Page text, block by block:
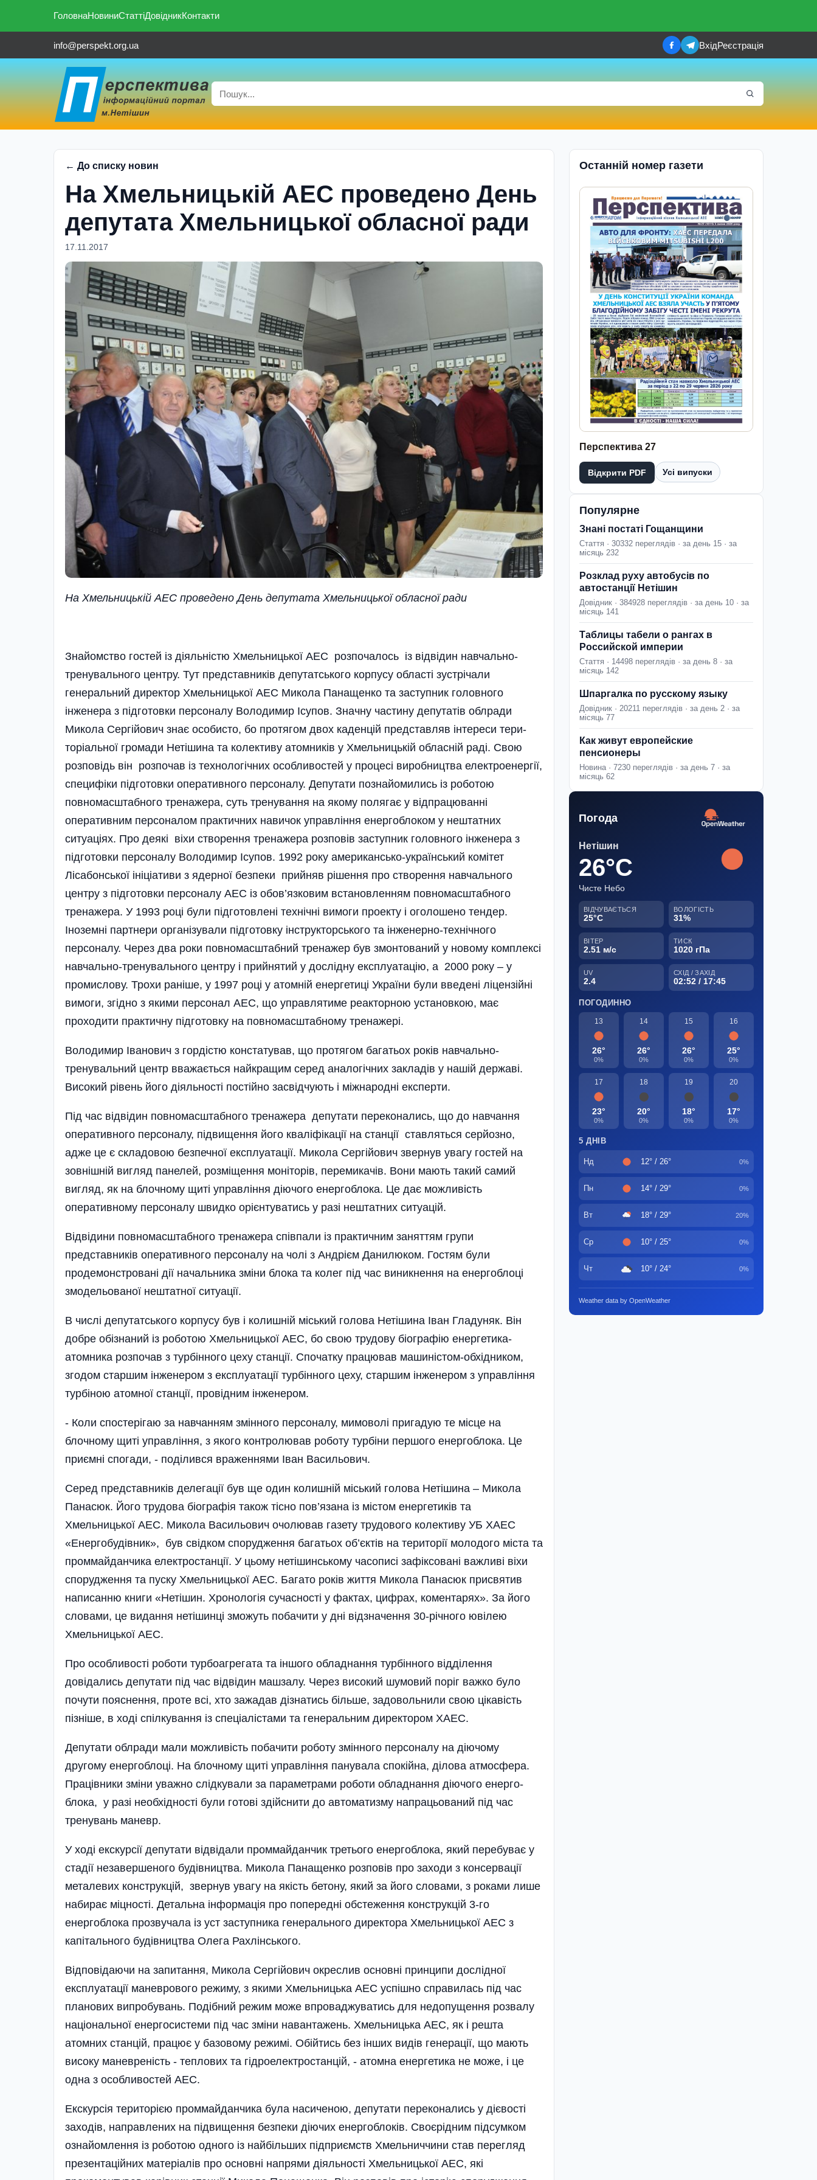
ГоловнаНовиниСтаттіДовідникКонтакти
info@perspekt.org.ua ВхідРеєстрація
← До списку новин
На Хмельницькій АЕС проведено День
депутата Хмельницької обласної ради
17.11.2017
На Хмельницькій АЕС проведено День депутата Хмельницької обласної ради
Знайомство гостей із діяльністю Хмельницької АЕС розпочалось із відві­дин навчально-
тренувального центру. Тут представників депутатського корпусу області зустрічали
генеральний директор Хмельницької АЕС Микола Панащенко та заступник головного
інженера з підготовки персоналу Володимир Ісупов. Значну частину депутатів облради
Микола Сергійович знає особисто, бо протягом двох каденцій представляв інтереси тери­
торіальної громади Нетішина та колективу атомників у Хмельницькій обласній раді. Свою
розповідь він розпочав із технологіч­них особливостей у процесі виробництва електроенер­гії,
специфіки підготовки оперативного персоналу. Депутати познайомились із роботою
повномасштабного тренажера, суть тренування на якому полягає у відпрацюванні
оперативним персоналом практичних навичок управління енергоблоком у нештатних
ситуаціях. Про деякі віхи створення тренажера розповів заступник головного інженера з
підготовки персоналу Володимир Ісупов. 1992 року американсько-український комітет
Лісабонської ініціативи з ядерної без­пеки прийняв рішення про створення навчального
центру з підготов­ки персоналу АЕС із обов’язковим встановленням повномасштабного
тренажера. У 1993 році були підготовлені технічні вимоги проекту і оголошено тендер.
Іноземні партнери організували підготовку інструкторського та інженерно-технічного
персоналу. Через два роки повномасштабний тренажер був змонтований у новому комплексі
навчально-тренувального центру і прийнятий у дослідну експлуатацію, а 2000 року – у
промислову. Трохи раніше, у 1997 році у атомній енергетиці України були введені ліцензійні
вимоги, згідно з якими персонал АЕС, що управлятиме реакторною установкою, має
проходити практичну підготовку на повномасштабному тренажері.
Володимир Іванович з гордістю констатував, що протягом багатьох років навчально-
тренувальний центр вважається найкращим серед аналогічних закладів у нашій державі.
Високий рівень його діяльності постійно засвідчують і міжнародні експерти.
Під час відвідин повномасштабного тренажера депутати перекона­лись, що до навчання
оперативного персоналу, підвищення його кваліфікації на станції ставляться серйоз­но,
адже це є складовою безпечної експлуатації. Микола Сергі­йович звернув увагу гостей на
зовнішній вигляд панелей, розміщення моніторів, перемикачів. Вони мають такий самий
вигляд, як на блочному щиті управ­ління діючого енергоблока. Це дає можливість
оперативному персоналу швидко орієнтуватись у разі нештатних ситуацій.
Відвідини повномасштабного тренажера співпали із практичним заняттям групи
представників оперативного персоналу на чолі з Андрієм Данилюком. Гостям були
продемонстровані дії начальника зміни блока та колег під час виникнення на енергоблоці
змодельованої нештатної ситуації.
В числі депутатського корпусу був і колишній міський голова Нетішина Іван Гладуняк. Він
добре обізнаний із роботою Хмельницької­ АЕС, бо свою трудову біографію енергетика-
атомника розпочав з турбінного цеху станції. Спочатку працював маши­ністом-обхідником,
згодом старшим інженером з екс­плуатації турбінного цеху, старшим інженером з управ­ління
турбіною атомної станції, провідним інженером.
- Коли спостерігаю за навчанням змінного персоналу, мимоволі пригадую те місце на
блочному щиті управління, з якого контролював роботу турбіни першого енергоблока. Це
приємні спогади, - поділився враженнями Іван Васильович.
Серед представників делегації був ще один колишній міський голова Нетішина – Микола
Панасюк. Його трудова біографія також тісно пов’язана із містом енергетиків та
Хмельницької АЕС. Микола Васильович очолював газету трудового колективу УБ ХАЕС
«Енергобудівник», був свідком спорудження багатьох об’єк­тів на території молодого міста та
проммайданчика електростанції. У цьо­му нетішинському часописі за­фік­совані важливі віхи
спорудження та пуску Хмельницької АЕС. Багато років життя Микола Панасюк присвятив
написанню книги «Нетішин. Хронологія сучасності у фактах, цифрах, коментарях». За його
словами, це видання нетішинці зможуть побачити у дні відзначення 30-річного ювіле­ю
Хмельницької АЕС.
Про особливо­сті роботи турбо­агрегата та іншого обладнання тур­бінного відділення
довідались депу­тати під час відвідин машзалу. Через високий шумовий поріг важко було
почут­и пояснення, проте всі, хто зажадав дізнатись біль­ше, задовольнили свою цікавість
пізні­ше, в ході спілкування із спеціалістами та генеральним директором ХАЕС.
Депутати облради мали можливість побачити роботу змін­но­го персоналу на діючо­му
другому енергоблоці. На бло­чному щиті управління панувала спокійна, ділова атмосфера.
Працівники зміни уважно слідкували за параметрами роботи обладнання діючого енерго­
блока, у разі необхідності були готові здійснити до автоматизму напра­цьований під час
тренувань маневр.
У ході екскурсії депутати відвідали проммайданчик третього енергоблока, який перебуває у
стадії незавершеного будівництва. Микола Панащенко розповів про заходи з консервації
металевих конструкцій, звернув увагу на якість бетону, який за його словами, з роками лише
набирає міцності. Детальна інфор­мація про попередні обстеження конструкцій 3-го
енергоблока прозвучала із уст заступника генерального дирек­тора Хмельницької АЕС з
капітального будівництва Олега Рахлін­ського.
Відповідаючи на запитання, Микола Сергійович окреслив основні принципи дослідної
експлуатації маневрового режиму, з якими Хме­ль­ницька АЕС успішно справилась під час
планових випробувань. Поді­б­ний режим може впроваджуватись для недопущення розвалу
національної енергосистеми під час зміни навантажень. Хмельницька АЕС, як і решта
атомних станцій, працює у базовому режимі. Обійтись без інших видів генерації, що мають
високу маневреність - теплових та гідро­електростанцій, - атомна енергетика не може, і це
одна з особливостей АЕС.
Екскурсія територією проммайданчика була насиченою, депутати переконались у дієвості
заходів, направлених на підвищення безпеки діючих енергоблоків. Своєрідним підсумком
ознайомлення із роботою­ одного із найбільших підприємств Хмельниччини став перегляд
презентаційних матеріалів про основні напрями діяльності Хмельницької АЕС, які
Останній номер газети
Перспектива 27
Відкрити PDF Усі випуски
Популярне
Знані постаті Гощанщини
Стаття · 30332 переглядів · за день 15 · за
місяць 232
Розклад руху автобусів по
автостанції Нетішин
Довідник · 384928 переглядів · за день 10 · за
місяць 141
Таблицы табели о рангах в
Российской империи
Стаття · 14498 переглядів · за день 8 · за
місяць 142
Шпаргалка по русскому языку
Довідник · 20211 переглядів · за день 2 · за
місяць 77
Как живут европейские
пенсионеры
Новина · 7230 переглядів · за день 7 · за
місяць 62
Погода
Нетішин
26°C
Чисте Небо
ВІДЧУВАЄТЬСЯ
25°C
ВОЛОГІСТЬ
31%
ВІТЕР
2.51 м/с
ТИСК
1020 гПа
UV
2.4
СХІД / ЗАХІД
02:52 / 17:45
ПОГОДИННО
13
26°
0%
14
26°
0%
15
26°
0%
16
25°
0%
17
23°
0%
18
20°
0%
19
18°
0%
20
17°
0%
5 ДНІВ
Нд 12° / 26° 0%
Пн 14° / 29° 0%
Вт 18° / 29° 20%
Ср 10° / 25° 0%
Чт 10° / 24° 0%
Weather data by OpenWeather